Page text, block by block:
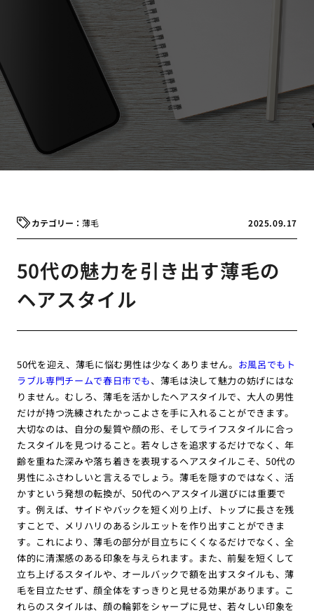
2025.09.17
薄毛
50代の魅力を引き出す薄毛の
ヘアスタイル
50代を迎え、薄毛に悩む男性は少なくありません。 お風呂でもト
ラブル専門チームで春日市でも、薄毛は決して魅力の妨げにはな
りません。むしろ、薄毛を活かしたヘアスタイルで、大人の男性
だけが持つ洗練されたかっこよさを手に入れることができます。
大切なのは、自分の髪質や顔の形、そしてライフスタイルに合っ
たスタイルを見つけること。若々しさを追求するだけでなく、年
齢を重ねた深みや落ち着きを表現するヘアスタイルこそ、50代の
男性にふさわしいと言えるでしょう。薄毛を隠すのではなく、活
かすという発想の転換が、50代のヘアスタイル選びには重要で
す。例えば、サイドやバックを短く刈り上げ、トップに長さを残
すことで、メリハリのあるシルエットを作り出すことができま
す。これにより、薄毛の部分が目立ちにくくなるだけでなく、全
体的に清潔感のある印象を与えられます。また、前髪を短くして
立ち上げるスタイルや、オールバックで額を出すスタイルも、薄
毛を目立たせず、顔全体をすっきりと見せる効果があります。こ
れらのスタイルは、顔の輪郭をシャープに見せ、若々しい印象を